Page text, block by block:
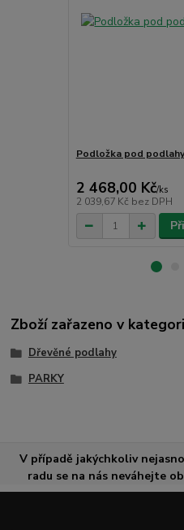
Podložka pod podlahy
2 468,00 Kč/ks
2 039,67 Kč bez DPH
Zboží zařazeno v
Dřevěné podlahy
PARKY
V případě jakýchkoliv
radu se na nás neváhejte